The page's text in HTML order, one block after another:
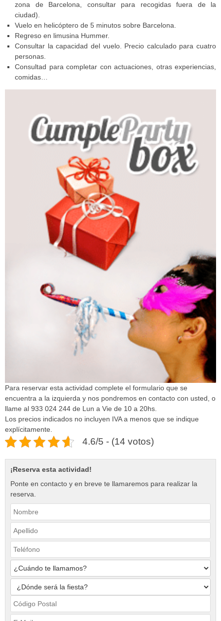
¡Reserva esta actividad!
Ponte en contacto y en breve te llamaremos para realizar la
reserva.
zona de Barcelona, consultar para recogidas fuera de la
ciudad).
Vuelo en helicóptero de 5 minutos sobre Barcelona.
Regreso en limusina Hummer.
Consultar la capacidad del vuelo. Precio calculado para cuatro
personas.
Consultad para completar con actuaciones, otras experiencias,
comidas…
Para reservar esta actividad complete el formulario que se
encuentra a la izquierda y nos pondremos en contacto con usted, o
llame al 933 024 244 de Lun a Vie de 10 a 20hs.
Los precios indicados no incluyen IVA a menos que se indique
explícitamente.
4.6/5 - (14 votos)